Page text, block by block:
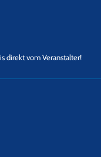
direkt vom Veranstalter!